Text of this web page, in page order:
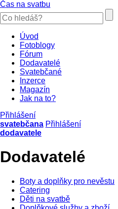
Čas na svatbu
Úvod
Fotoblogy
Fórum
Dodavatelé
Svatebčané
Inzerce
Magazín
Jak na to?
Přihlášení
svatebčana Přihlášení
dodavatele
Dodavatelé
Boty a doplňky pro nevěstu
Catering
Děti na svatbě